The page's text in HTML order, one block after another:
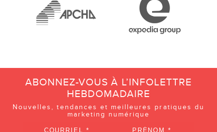
ABONNEZ-VOUS À L’INFOLETTRE
HEBDOMADAIRE
Nouvelles, tendances et meilleures pratiques du
marketing numérique